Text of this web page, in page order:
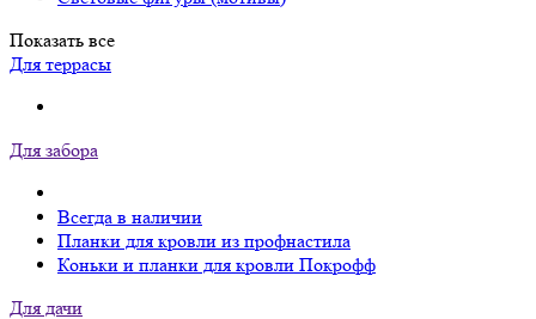
Показать все
Для террасы
Для забора
Всегда в наличии
Планки для кровли из профнастила
Коньки и планки для кровли Покрофф
Для дачи